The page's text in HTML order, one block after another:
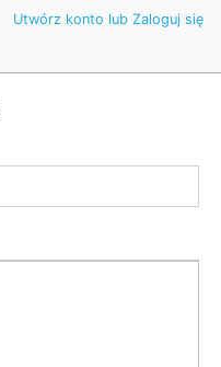
Utwórz konto lub Zaloguj się